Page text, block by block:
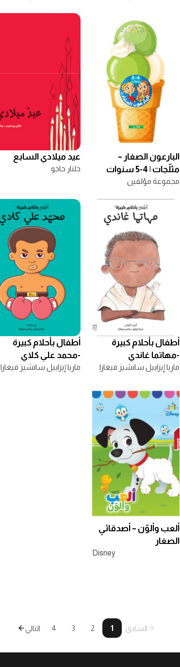
البارعون الصغار –
مثلّجات | 4-5 سنوات
مجموعة مؤلفين
عيد ميلادي السابع
جلنار حاجو
أطفال بأحلام كبيرة
-مهاتما غاندي
ماريا إيزابيل سانشيز فيغارا
أطفال بأحلام كبيرة
-محمد علي كلاي
ماريا إيزابيل سانشيز فيغارا
ألعب وألوّن – أصدقائي
الصغار
Disney
السابق 1
2
3
4 التالي